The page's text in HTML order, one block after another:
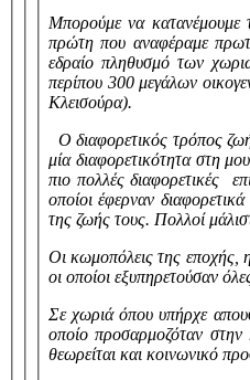
Μπορούμε να κατανέμουμε
πρώτη που αναφέραμε
εδραίο πληθυσμό των
περίπου 300 μεγάλων
Κλεισούρα).
Ο διαφορετικός τρόπος
μία διαφορετικότητα στη
πιο πολλές διαφορετικές
οποίοι έφερναν
της ζωής τους. Πολλοί
Οι κωμοπόλεις της εποχής,
οι οποίοι εξυπηρετούσαν
Σε χωριά όπου υπήρχε
οποίο προσαρμοζόταν στην
θεωρείται και κοινωνικό